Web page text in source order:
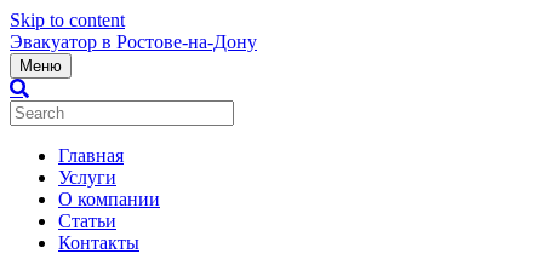
Skip to content
Эвакуатор в Ростове-на-Дону
Меню
Главная
Услуги
О компании
Статьи
Контакты